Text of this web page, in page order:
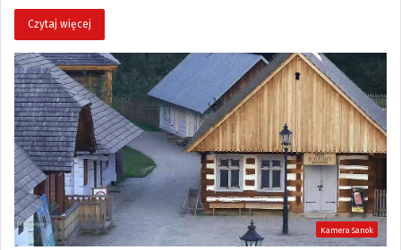
Czytaj więcej
Kamera Sanok